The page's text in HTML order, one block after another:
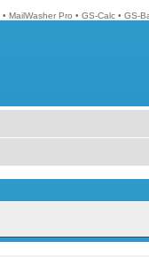
• MailWasher Pro • GS-Calc • GS-